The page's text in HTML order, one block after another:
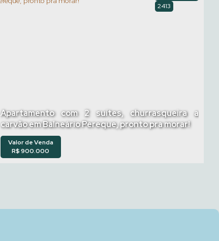
Apartamento com 2 suítes, churrasqueira a
carvão em Balneário Pereque, pronto pra morar!
2413
R$900.000
Valor de Venda